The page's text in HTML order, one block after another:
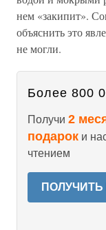
нем «закипит».
объяснить это
не могли.
Более 800
Получи 2
подарок и
чтением